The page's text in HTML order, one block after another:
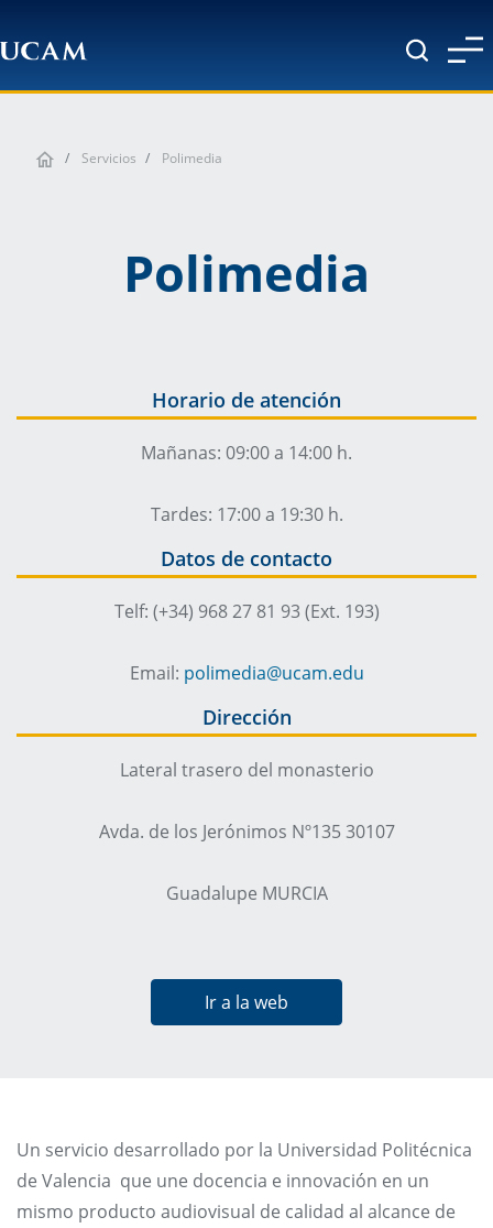
Servicios Polimedia
Polimedia
Horario de atención
Mañanas: 09:00 a 14:00 h.
Tardes: 17:00 a 19:30 h.
Datos de contacto
Telf: (+34) 968 27 81 93 (Ext. 193)
Email: polimedia@ucam.edu
Dirección
Lateral trasero del monasterio
Avda. de los Jerónimos Nº135 30107
Guadalupe MURCIA
Ir a la web
Un servicio desarrollado por la Universidad Politécnica
de Valencia que une docencia e innovación en un
mismo producto audiovisual de calidad al alcance de